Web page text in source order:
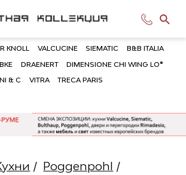
KNOLL VALCUCINE SIEMATIC B&B ITALIA
DRAENERT DIMENSIONE CHI WING LO®
& C VITRA TRECA PARIS
/ Poggenpohl /